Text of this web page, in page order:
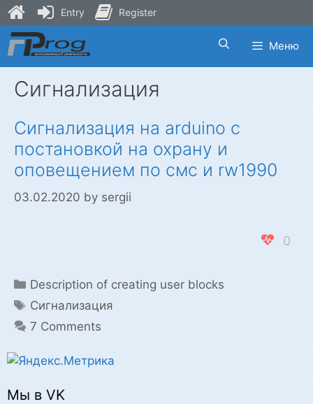
Skip
to
content
Меню
Сигнализация
Сигнализация на arduino с
постановкой на охрану и
оповещением по смс и rw1990
03.02.2020 by sergii
0
Categories
Description of creating user blocks
Tags
Сигнализация
7 Comments
Мы в VK
Entry Register